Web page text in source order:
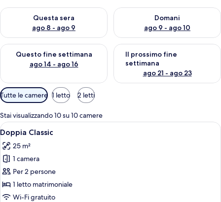
Questa sera
ago 8 - ago 9
Verifica la disponibilità per questa sera, ago 8 - ago 9
Domani
ago 9 - ago 10
Verifica la disponibilità per
Questo fine settimana
ago 14 - ago 16
Verifica la disponibilità per questo fine settimana, ago 14 -
Il prossimo fine
settimana
ago 21 - ago 23
Verifica la disponibilità per il
Filtri
disponibili
per
le
camere
Tutte le camere 1 letto 2 letti
Stai visualizzando 10 su 10 camere
Apri
tutte
le
foto
per
Doppia
Classic
Una camera d'albergo con un letto,
4
Doppia Classic
25 m²
1 camera
Per 2 persone
1 letto matrimoniale
Wi-Fi gratuito